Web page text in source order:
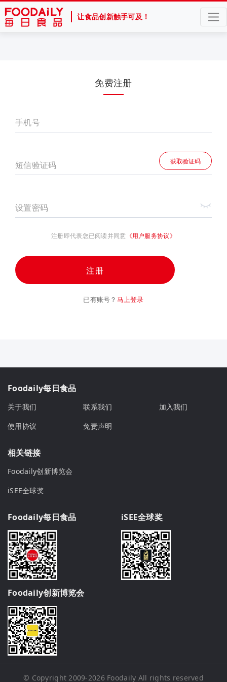
让食品创新触手可及！
免费注册
手机号
短信验证码 获取验证码
设置密码
注册即代表您已阅读并同意 《用户服务协议》
注册
已有账号？ 马上登录
Foodaily每日食品
关于我们 联系我们
加入我们
使用协议
免责声明
相关链接
Foodaily创新博览会
iSEE全球奖
Foodaily每日食品 iSEE全球奖
Foodaily创新博览会
© Copyright 2009-2026 Foodaily All rights reserved